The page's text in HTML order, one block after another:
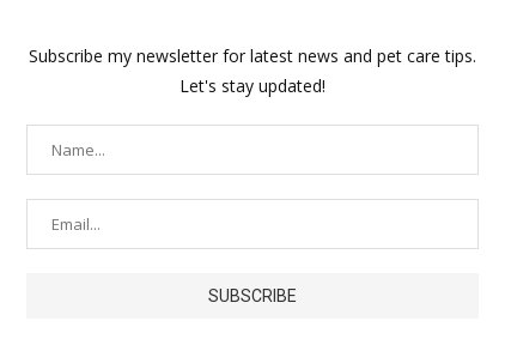
Subscribe my newsletter for latest news and pet care tips.
Let's stay updated!